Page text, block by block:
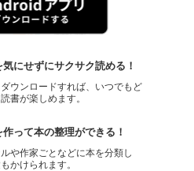
1月号
にせずにサクサク読める！
ウンロードすれば、いつでもど
書が楽しめます。
って本の整理ができる！
や作家ごとなどに本を分類し
かけられます。